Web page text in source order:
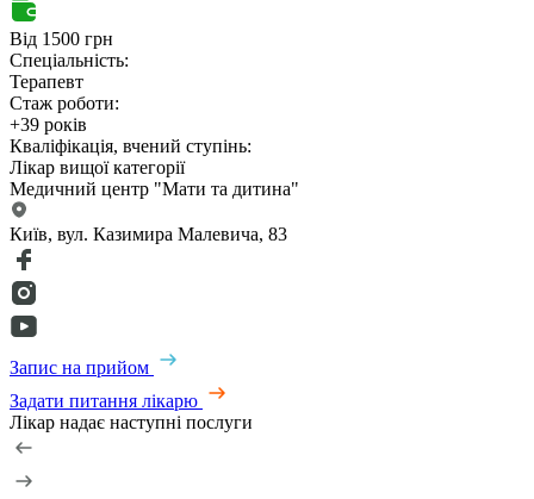
Від 1500 грн
Спеціальність:
Терапевт
Стаж роботи:
+39 років
Кваліфікація, вчений ступінь:
Лікар вищої категорії
Медичний центр "Мати та дитина"
Київ, вул. Казимира Малевича, 83
Запис на прийом
Задати питання лікарю
Лікар надає наступні послуги